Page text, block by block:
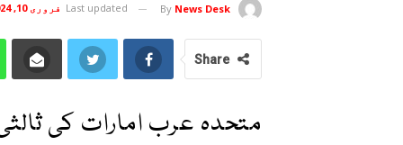
By News Desk
Last updated فروری 10, 2024
Share
متحدہ عرب امارات کی